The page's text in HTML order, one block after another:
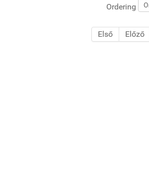
Ordering
Első Előző